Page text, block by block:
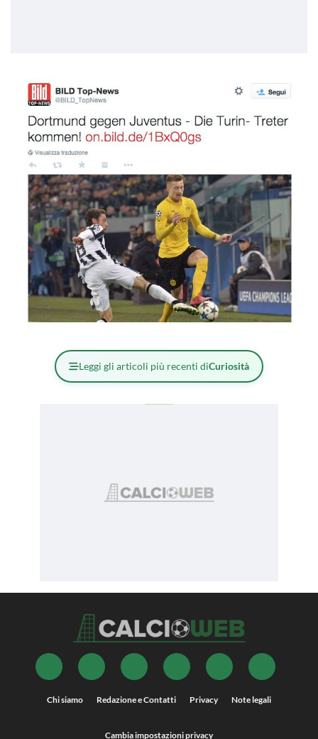
Leggi gli articoli più recenti diCuriosità
Chi siamo Redazione e Contatti Privacy Note legali
Cambia impostazioni privacy